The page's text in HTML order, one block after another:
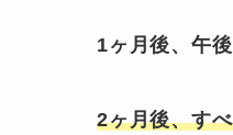
1ヶ月後、午
2ヶ月後、す